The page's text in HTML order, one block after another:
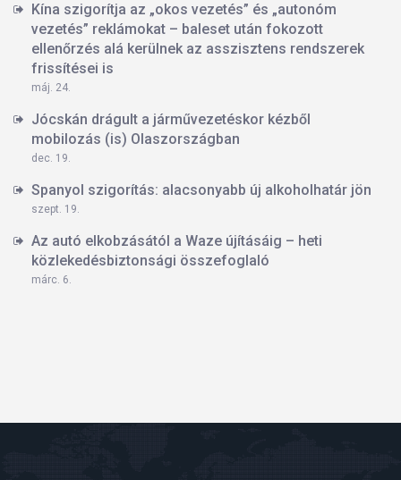
Kína szigorítja az „okos vezetés” és „autonóm
vezetés” reklámokat – baleset után fokozott
ellenőrzés alá kerülnek az asszisztens rendszerek
frissítései is
máj. 24.
Jócskán drágult a járművezetéskor kézből
mobilozás (is) Olaszországban
dec. 19.
Spanyol szigorítás: alacsonyabb új alkoholhatár jön
szept. 19.
Az autó elkobzásától a Waze újításáig – heti
közlekedésbiztonsági összefoglaló
márc. 6.